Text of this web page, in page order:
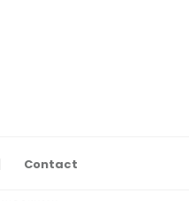
Contact